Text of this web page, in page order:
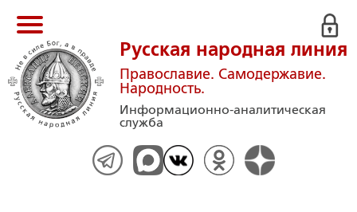
Русская народная линия
Православие. Самодержавие.
Народность.
Информационно-аналитическая
служба